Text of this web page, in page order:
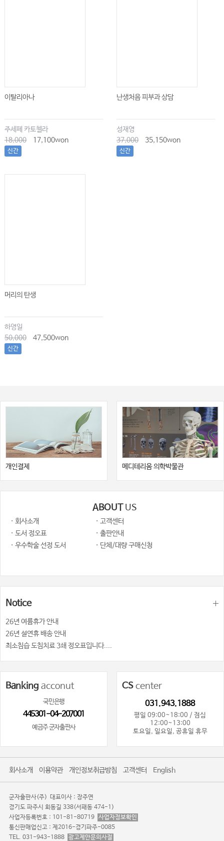
이탈리아나
주세페 카토첼라
18,000
17,100won
신간
난생처음 피부과 상담
성재영
37,000
35,150won
신간
머리의 탄생
하영일
50,000
47,500won
신간
개인결제 메디테리움 의학박물관
ABOUT US
· 회사소개
· 고객센터
· 도서 정오표
· 출판안내
· 우수학술 선정 도서
· 단체/대량 구매신청
Notice
26년 여륨휴가 안내
26년 설연휴 배송 안내
최소침습 도침치료 3쇄 정오표입니다....
Banking acconut
국민은행
445301-04-207001
예금주 군자출판사
CScenter
031.943.1888
평일 09:00~18:00 / 점심
12:00~13:00
토요일, 일요일, 공휴일 휴무
회사소개 이용약관 개인정보취급방침 고객센터 English
군자출판사(주) 대표이사 : 장주연
경기도 파주시 회동길 338(서패동 474-1)
사업자등록번호 : 101-81-80719 사업자정보확인
통신판매업신고 : 제2016-경기파주-0085
TEL. 031-943-1888 광고제안문의사절